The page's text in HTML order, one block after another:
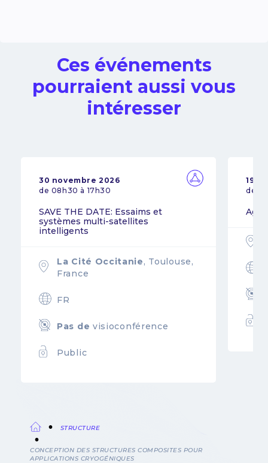
Ces événements
pourraient aussi vous
intéresser
30 novembre 2026
de 08h30 à 17h30
SAVE THE DATE: Essaims et
systèmes multi-satellites
intelligents
La Cité Occitanie, Toulouse,
France
FR
Pas de visioconférence
Public
19
de
Fil
STRUCTURE
CONCEPTION DES STRUCTURES COMPOSITES POUR
APPLICATIONS CRYOGÉNIQUES